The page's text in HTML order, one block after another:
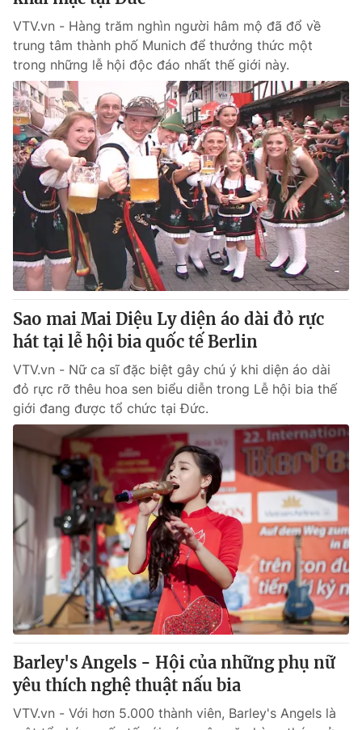
VTV.vn - Hàng trăm nghìn người hâm mộ đã đổ về
trung tâm thành phố Munich để thưởng thức một
trong những lễ hội độc đáo nhất thế giới này.
Sao mai Mai Diệu Ly diện áo dài đỏ rực
hát tại lễ hội bia quốc tế Berlin
VTV.vn - Nữ ca sĩ đặc biệt gây chú ý khi diện áo dài
đỏ rực rỡ thêu hoa sen biểu diễn trong Lễ hội bia thế
giới đang được tổ chức tại Đức.
Barley's Angels - Hội của những phụ nữ
yêu thích nghệ thuật nấu bia
VTV.vn - Với hơn 5.000 thành viên, Barley's Angels là